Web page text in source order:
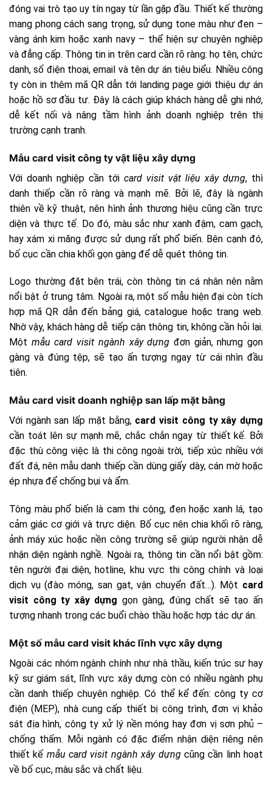
đóng vai trò tạo uy tín ngay từ lần gặp đầu. Thiết kế thường
mang phong cách sang trọng, sử dụng tone màu như đen –
vàng ánh kim hoặc xanh navy – thể hiện sự chuyên nghiệp
và đẳng cấp. Thông tin in trên card cần rõ ràng: họ tên, chức
danh, số điện thoại, email và tên dự án tiêu biểu. Nhiều công
ty còn in thêm mã QR dẫn tới landing page giới thiệu dự án
hoặc hồ sơ đầu tư. Đây là cách giúp khách hàng dễ ghi nhớ,
dễ kết nối và nâng tầm hình ảnh doanh nghiệp trên thị
trường cạnh tranh.
Mẫu card visit công ty vật liệu xây dựng
Với doanh nghiệp cần tới card visit vật liệu xây dựng, thì
danh thiếp cần rõ ràng và mạnh mẽ. Bởi lẽ, đây là ngành
thiên về kỹ thuật, nên hình ảnh thương hiệu cũng cần trực
diện và thực tế. Do đó, màu sắc như xanh đậm, cam gạch,
hay xám xi măng được sử dụng rất phổ biến. Bên cạnh đó,
bố cục cần chia khối gọn gàng để dễ quét thông tin.
Logo thường đặt bên trái, còn thông tin cá nhân nên nằm
nổi bật ở trung tâm. Ngoài ra, một số mẫu hiện đại còn tích
hợp mã QR dẫn đến bảng giá, catalogue hoặc trang web.
Nhờ vậy, khách hàng dễ tiếp cận thông tin, không cần hỏi lại.
Một mẫu card visit ngành xây dựng đơn giản, nhưng gọn
gàng và đúng tệp, sẽ tạo ấn tượng ngay từ cái nhìn đầu
tiên.
Mẫu card visit doanh nghiệp san lấp mặt bằng
Với ngành san lấp mặt bằng, card visit công ty xây dựng
cần toát lên sự mạnh mẽ, chắc chắn ngay từ thiết kế. Bởi
đặc thù công việc là thi công ngoài trời, tiếp xúc nhiều với
đất đá, nên mẫu danh thiếp cần dùng giấy dày, cán mờ hoặc
ép nhựa để chống bụi và ẩm.
Tông màu phổ biến là cam thi công, đen hoặc xanh lá, tạo
cảm giác cơ giới và trực diện. Bố cục nên chia khối rõ ràng,
ảnh máy xúc hoặc nền công trường sẽ giúp người nhận dễ
nhận diện ngành nghề. Ngoài ra, thông tin cần nổi bật gồm:
tên người đại diện, hotline, khu vực thi công chính và loại
dịch vụ (đào móng, san gạt, vận chuyển đất…). Một card
visit công ty xây dựng gọn gàng, đúng chất sẽ tạo ấn
tượng nhanh trong các buổi chào thầu hoặc hợp tác dự án.
Một số mẫu card visit khác lĩnh vực xây dựng
Ngoài các nhóm ngành chính như nhà thầu, kiến trúc sư hay
kỹ sư giám sát, lĩnh vực xây dựng còn có nhiều ngành phụ
cần danh thiếp chuyên nghiệp. Có thể kể đến: công ty cơ
điện (MEP), nhà cung cấp thiết bị công trình, đơn vị khảo
sát địa hình, công ty xử lý nền móng hay đơn vị sơn phủ –
chống thấm. Mỗi ngành có đặc điểm nhận diện riêng nên
thiết kế mẫu card visit ngành xây dựngcũng cần linh hoạt
về bố cục, màu sắc và chất liệu.